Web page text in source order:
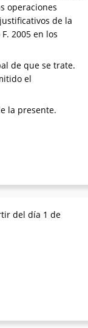
operaciones
de la
2005 en los
de que se trate.
el
la presente.
del día 1 de